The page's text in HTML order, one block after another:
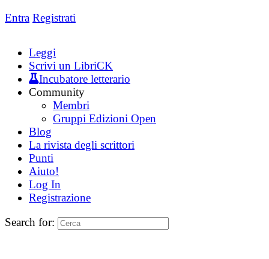
Entra Registrati
Leggi
Scrivi un LibriCK
Incubatore letterario
Community
Membri
Gruppi Edizioni Open
Blog
La rivista degli scrittori
Punti
Aiuto!
Log In
Registrazione
Search for: